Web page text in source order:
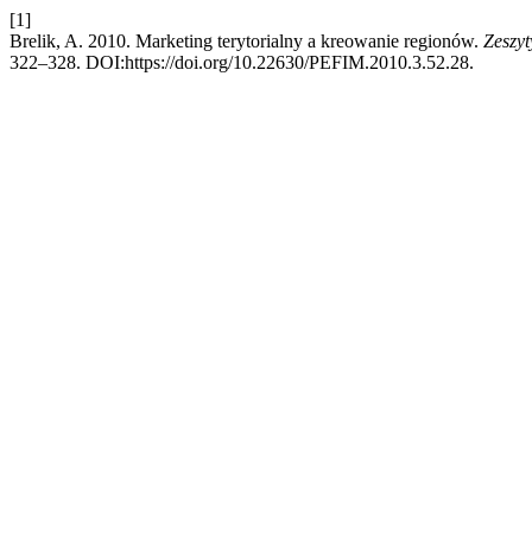
[1]
Brelik, A. 2010. Marketing terytorialny a kreowanie regionów.
322–328. DOI:https://doi.org/10.22630/PEFIM.2010.3.52.28.